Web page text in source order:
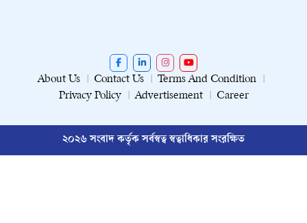
About Us Contact Us
Terms And Condition
Privacy Policy
Advertisement Career
২০২৬ সংবাদ কর্তৃক সর্বস্বত্ব স্বত্বাধিকার সংরক্ষিত